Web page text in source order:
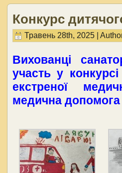
Конкурс
Травень 28th, 2025 |
Вихованці
участь у
екстреної
медична допомога